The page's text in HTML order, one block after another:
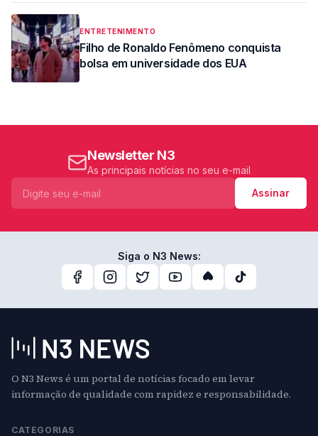
ENTRETENIMENTO
Filho de Ronaldo Fenômeno conquista
bolsa em universidade dos EUA
Newsletter N3
As principais notícias no seu e-mail
Assinar
Siga o N3 News:
O N3 News é um portal de notícias focado em levar
informação de qualidade com rapidez e responsabilidade.
CATEGORIAS